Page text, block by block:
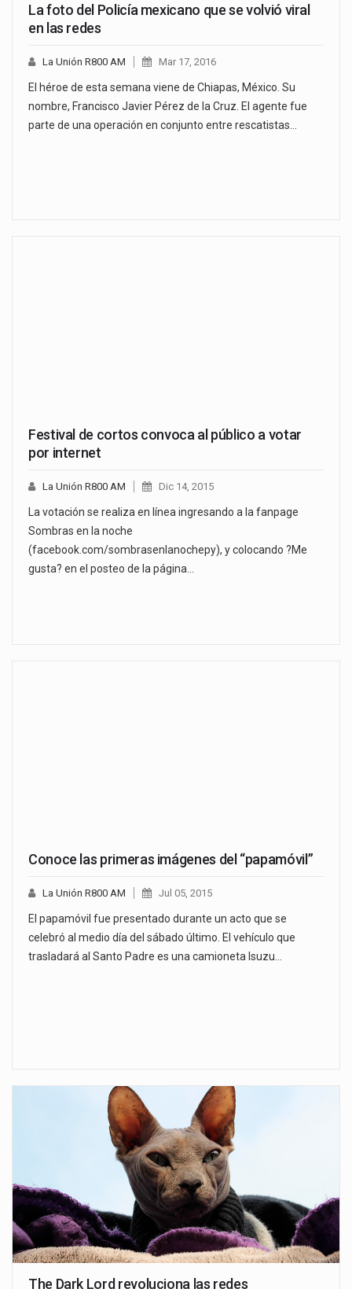
La foto del Policía mexicano que se volvió viral
en las redes
La Unión R800 AM Mar 17, 2016
El héroe de esta semana viene de Chiapas, México. Su
nombre, Francisco Javier Pérez de la Cruz. El agente fue
parte de una operación en conjunto entre rescatistas…
Festival de cortos convoca al público a votar
por internet
La Unión R800 AM Dic 14, 2015
La votación se realiza en línea ingresando a la fanpage
Sombras en la noche
(facebook.com/sombrasenlanochepy), y colocando ?Me
gusta? en el posteo de la página…
Conoce las primeras imágenes del “papamóvil”
La Unión R800 AM Jul 05, 2015
El papamóvil fue presentado durante un acto que se
celebró al medio día del sábado último. El vehículo que
trasladará al Santo Padre es una camioneta Isuzu…
The Dark Lord revoluciona las redes